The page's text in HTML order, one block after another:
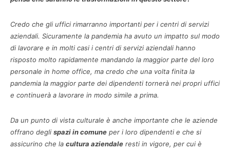
Credo che gli uffici rimarranno importanti per i centri di servizi
aziendali. Sicuramente la pandemia ha avuto un impatto sul modo
di lavorare e in molti casi i centri di servizi aziendali hanno
risposto molto rapidamente mandando la maggior parte del loro
personale in home office, ma credo che una volta finita la
pandemia la maggior parte dei dipendenti tornerà nei propri uffici
e continuerà a lavorare in modo simile a prima.
Da un punto di vista culturale è anche importante che le aziende
offrano degli spazi in comune per i loro dipendenti e che si
assicurino che la cultura aziendale resti in vigore, per cui è